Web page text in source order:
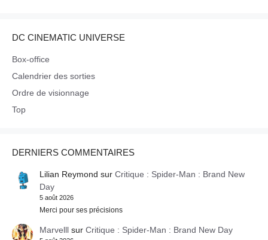
DC CINEMATIC UNIVERSE
Box-office
Calendrier des sorties
Ordre de visionnage
Top
DERNIERS COMMENTAIRES
Lilian Reymond sur Critique : Spider-Man : Brand New
Day
5 août 2026
Merci pour ses précisions
Marvelllsur Critique : Spider-Man : Brand New Day